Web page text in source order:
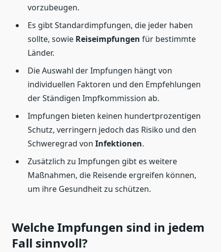
vorzubeugen.
Es gibt Standardimpfungen, die jeder haben
sollte, sowie Reiseimpfungen für bestimmte
Länder.
Die Auswahl der Impfungen hängt von
individuellen Faktoren und den Empfehlungen
der Ständigen Impfkommission ab.
Impfungen bieten keinen hundertprozentigen
Schutz, verringern jedoch das Risiko und den
Schweregrad von Infektionen.
Zusätzlich zu Impfungen gibt es weitere
Maßnahmen, die Reisende ergreifen können,
um ihre Gesundheit zu schützen.
Welche Impfungen sind in jedem
Fall sinnvoll?